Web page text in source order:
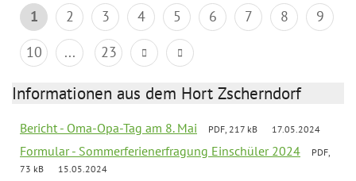
1 2 3 4 5 6 7 8
9
10
... 23
Informationen aus dem Hort Zscherndorf
Bericht - Oma-Opa-Tag am 8. Mai PDF, 217 kB 17.05.2024
Formular - Sommerferienerfragung Einschüler 2024
PDF,
73 kB
15.05.2024